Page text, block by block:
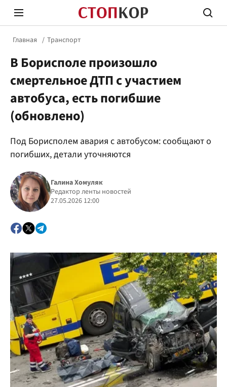
Стоп Политической Коррупции
Политика
Главная Транспорт
В Борисполе произошло
смертельное ДТП с участием
автобуса, есть погибшие
(обновлено)
Под Борисполем авария с автобусом: сообщают о
погибших, детали уточняются
Галина Хомуляк
Редактор ленты новостей
27.05.2026 12:00